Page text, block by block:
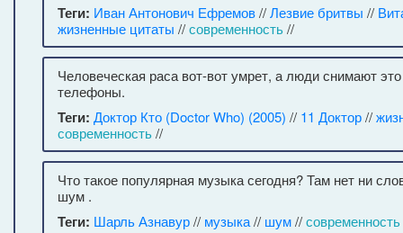
Теги: Иван Антонович Ефремов//Лезвие бритвы //
жизненные цитаты //современность//
Человеческая раса вот-вот умрет, а люди снимают
телефоны.
Теги: Доктор Кто (Doctor Who) (2005) // 11 Доктор//
современность//
Что такое популярная музыка сегодня? Там нет ни
шум .
Теги: Шарль Азнавур// музыка// шум//современность